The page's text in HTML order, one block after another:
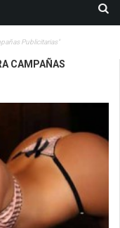
Publicitarias"
CAMPAÑAS